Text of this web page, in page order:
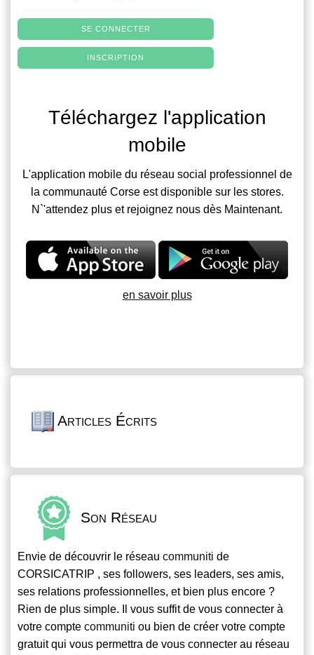
SE CONNECTER
INSCRIPTION
Téléchargez l'application
mobile
L'application mobile du réseau social professionnel de
la communauté Corse est disponible sur les stores.
N`'attendez plus et rejoignez nous dès Maintenant.
en savoir plus
Articles Écrits
Son Réseau
Envie de découvrir le réseau communiti de
CORSICATRIP , ses followers, ses leaders, ses amis,
ses relations professionnelles, et bien plus encore ?
Rien de plus simple. Il vous suffit de vous connecter à
votre compte communiti ou bien de créer votre compte
gratuit qui vous permettra de vous connecter au réseau